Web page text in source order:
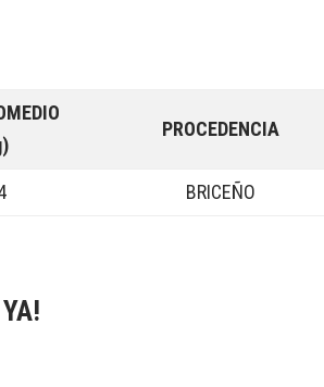
PROCEDENCIA
BRICEÑO